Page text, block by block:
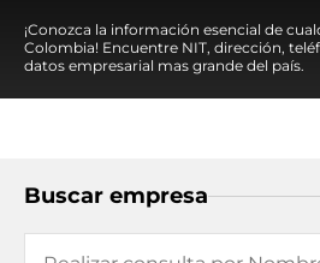
¡Conozca la información esencial de
Colombia! Encuentre NIT, dirección,
datos empresarial mas grande del país.
Buscar empresa